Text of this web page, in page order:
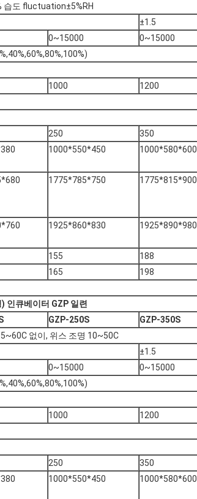
습도 fluctuation±5%RH
±1.5
0~15000
0~15000
1000
1200
250
350
1000*550*450 1000*580*600
1775*785*750 1775*815*900
1925*860*830 1925*890*980
155
188
165 198
인큐베이터 GZP 일련
GZP-250S
GZP-350S
없이, 위스 조명 10~50C
±1.5
0~15000
0~15000
1000
1200
250
350
1000*550*450 1000*580*600